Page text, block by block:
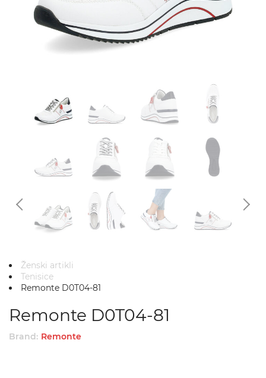
Ženski artikli
Tenisice
Remonte D0T04-81
Remonte D0T04-81
Brand: Remonte